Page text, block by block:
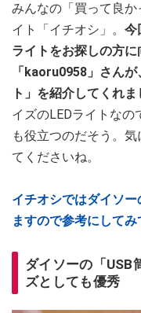
みんなの「買って良
イト「イチオシ」。 今
ライトをお探しの方
「kaoru0958」さん
ト」を紹介してくれま
イズのLEDライトなの
も役立つのだそう。
てくださいね。
イチオシではダイソ
ますので参考にしてみ
ダイソーの「USB
ズとしても優秀